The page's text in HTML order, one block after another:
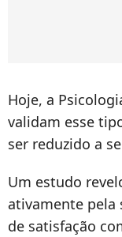
Hoje, a
validam esse
ser reduzido a
Um estudo
ativamente pela
de satisfação